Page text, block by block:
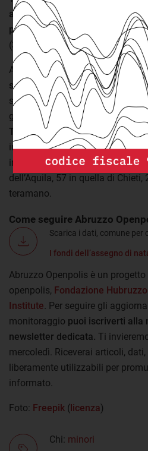
ammesse, L’Aquila si conferma
province abruzzesi con il 44,9%.
(35,7%),
Teramo (35,1%) e Chieti
Anche per quanto riguarda gli
si trova al primo posto con
sono arrivati oltre 58mila euro
gli importi erogati sono più
Teramo
e 10mila per Pescara
.
incide anche il diverso numero
interessati dall’intervento che
dell’Aquila, 57 in quella di Chieti,
teramano.
Come seguire Abruzzo
Scarica i dati, comune per
I fondi dell’assegno di
Abruzzo Openpolis è un
openpolis, Fondazione Hubruzzo
Institute . Per seguire gli
monitoraggio puoi iscriverti alla
newsletter dedicata. Ti
mercoledì. Riceverai articoli,
liberamente utilizzabili per
informato.
Foto: Freepik (licenza)
Chi: minori